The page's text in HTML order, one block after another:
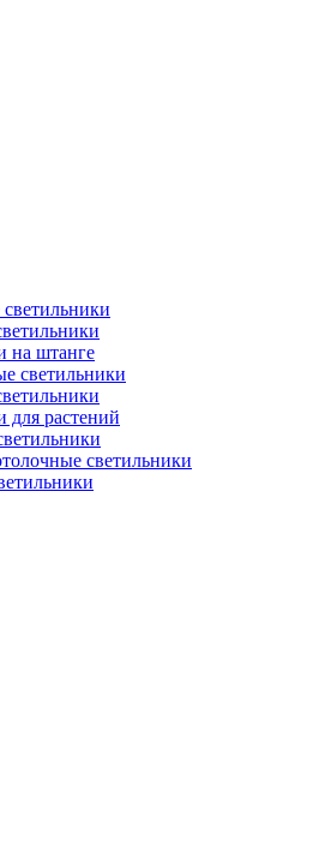
на штанге
светильники
для растений
светильники